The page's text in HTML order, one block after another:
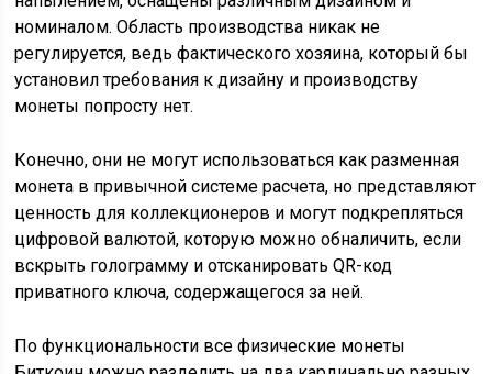
номиналом. Область производства никак не
регулируется, ведь фактического хозяина, который бы
установил требования к дизайну и производству
монеты попросту нет.
Конечно, они не могут использоваться как разменная
монета в привычной системе расчета, но представляют
ценность для коллекционеров и могут подкрепляться
цифровой валютой, которую можно обналичить, если
вскрыть голограмму и отсканировать QR-код
приватного ключа, содержащегося за ней.
По функциональности все физические монеты